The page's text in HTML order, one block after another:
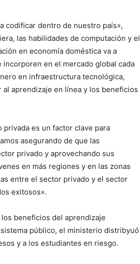
codificar dentro de nuestro país»,
las habilidades de computación y el
en economía doméstica va a
en el mercado global cada
en infraestructura tecnológica,
aprendizaje en línea y los beneficios
es un factor clave para
asegurando de que las
privado y aprovechando sus
en más regiones y en las zonas
entre el sector privado y el sector
exitosos».
beneficios del aprendizaje
público, el ministerio distribyuó
y a los estudiantes en riesgo.